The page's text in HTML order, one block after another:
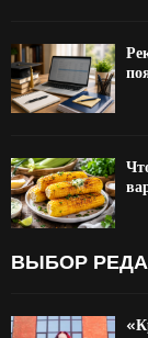
ВЫБОР